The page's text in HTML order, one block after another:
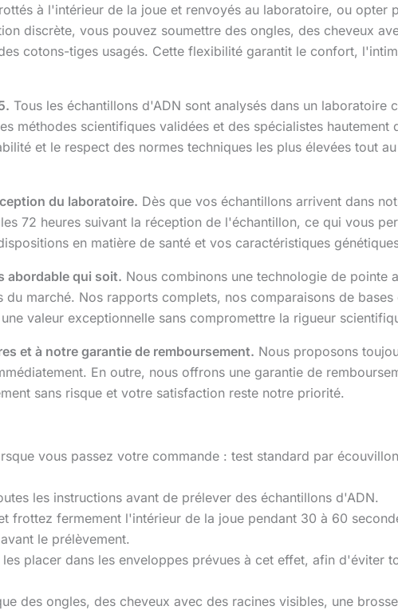
à l'intérieur de la joue et renvoyés au laboratoire, ou opter
discrète, vous pouvez soumettre des ongles, des cheveux
cotons-tiges usagés. Cette flexibilité garantit le confort,
Tous les échantillons d'ADN sont analysés dans un laboratoire
méthodes scientifiques validées et des spécialistes hautement
et le respect des normes techniques les plus élevées tout
du laboratoire. Dès que vos échantillons arrivent dans
72 heures suivant la réception de l'échantillon, ce qui vous
en matière de santé et vos caractéristiques
abordable qui soit. Nous combinons une technologie de pointe
marché. Nos rapports complets, nos comparaisons de bases
valeur exceptionnelle sans compromettre la rigueur
et à notre garantie de remboursement. Nous proposons
En outre, nous offrons une garantie de
sans risque et votre satisfaction reste notre priorité.
vous passez votre commande : test standard par
les instructions avant de prélever des échantillons d'ADN.
frottez fermement l'intérieur de la joue pendant 30 à 60
le prélèvement.
placer dans les enveloppes prévues à cet effet, afin d'éviter
des ongles, des cheveux avec des racines visibles, une